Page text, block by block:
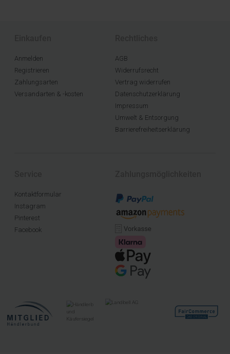
Anmelden
Registrieren
Zahlungsarten
Versandarten & -kosten
AGB
Widerrufsrecht
Vertrag widerrufen
Datenschutzerklärung
Impressum
Umwelt & Entsorgung
Barrierefreiheitserklärung
Kontaktformular
Instagram
Pinterest
Facebook